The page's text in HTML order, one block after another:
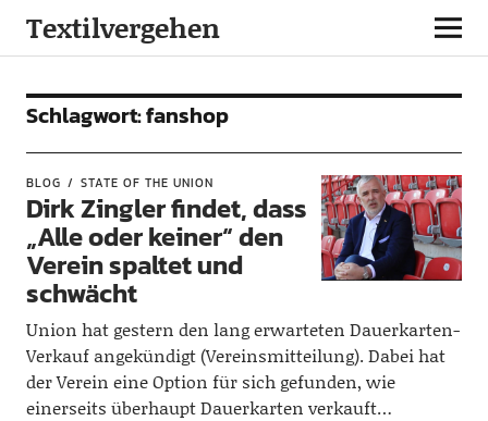
Textilvergehen
Schlagwort:fanshop
BLOG STATE OF THE UNION
Dirk Zingler findet, dass
„Alle oder keiner“ den
Verein spaltet und
schwächt
Union hat gestern den lang erwarteten Dauerkarten-
Verkauf angekündigt (Vereinsmitteilung). Dabei hat
der Verein eine Option für sich gefunden, wie
einerseits überhaupt Dauerkarten verkauft…